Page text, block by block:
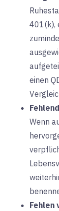
401(k),
einen
Wenn
Fehlen